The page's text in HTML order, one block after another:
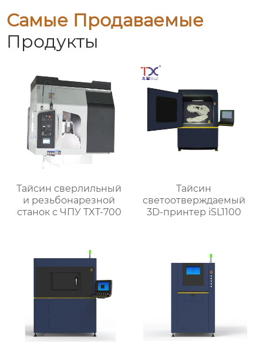
Самые Продаваемые
Продукты
Тайсин сверлильный
и резьбонарезной
станок с ЧПУ TXT-700
Тайсин
светоотверждаемый
3D-принтер iSL1100